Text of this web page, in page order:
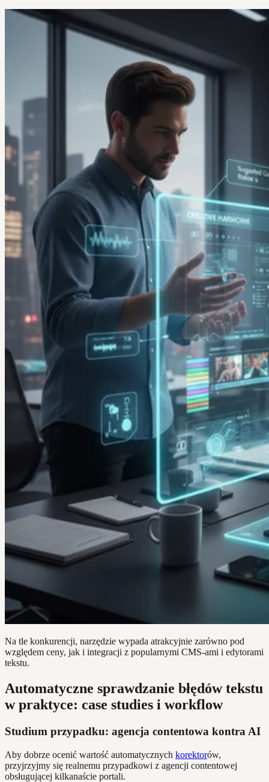
Na tle konkurencji, narzędzie wypada atrakcyjnie zarówno pod
względem ceny, jak i integracji z popularnymi CMS-ami i edytorami
tekstu.
Automatyczne sprawdzanie błędów tekstu
w praktyce: case studies i workflow
Studium przypadku: agencja contentowa kontra AI
Aby dobrze ocenić wartość automatycznych korektorów,
przyjrzyjmy się realnemu przypadkowi z agencji contentowej
obsługującej kilkanaście portali.